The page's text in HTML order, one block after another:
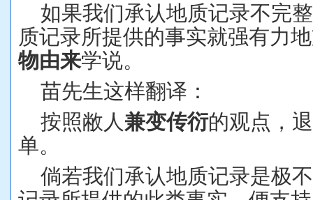
如果我们承认地质记录不完
质记录所提供的事实就强有力
物由来学说。
苗先生这样翻译：
按照敝人 兼变传衍的观点，
单。
倘若我们承认地质记录是极